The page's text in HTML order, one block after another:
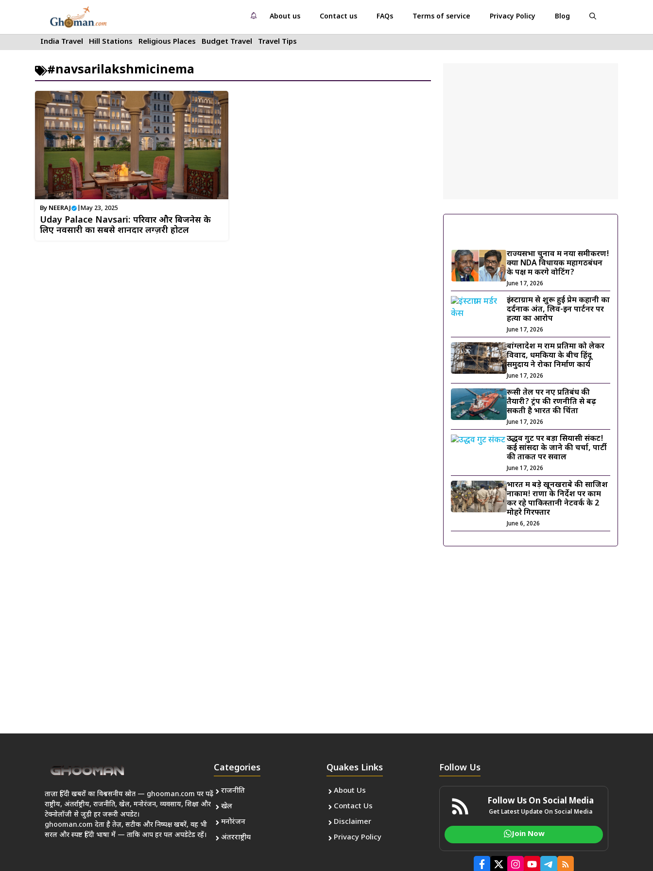
About us Contact us FAQs Terms of service Privacy Policy Blog
India Travel Hill Stations Religious Places Budget Travel Travel Tips
#navsarilakshmicinema
By NEERAJ May 23, 2025
Uday Palace Navsari: परिवार और बिजनेस के
लिए नवसारी का सबसे शानदार लग्ज़री होटल
राज्यसभा चुनाव में नया समीकरण!
क्या NDA विधायक महागठबंधन
के पक्ष में करेंगे वोटिंग?
June 17, 2026
इंस्टाग्राम से शुरू हुई प्रेम कहानी का
दर्दनाक अंत, लिव-इन पार्टनर पर
हत्या का आरोप
June 17, 2026
बांग्लादेश में राम प्रतिमा को लेकर
विवाद, धमकियों के बीच हिंदू
समुदाय ने रोका निर्माण कार्य
June 17, 2026
रूसी तेल पर नए प्रतिबंध की
तैयारी? ट्रंप की रणनीति से बढ़
सकती है भारत की चिंता
June 17, 2026
उद्धव गुट पर बड़ा सियासी संकट!
कई सांसदों के जाने की चर्चा, पार्टी
की ताकत पर सवाल
June 17, 2026
भारत में बड़े खूनखराबे की साजिश
नाकाम! राणा के निर्देश पर काम
कर रहे पाकिस्तानी नेटवर्क के 2
मोहरे गिरफ्तार
June 6, 2026
ताज़ा हिंदी खबरों का विश्वसनीय स्रोत — ghooman.com पर पढ़ें
राष्ट्रीय, अंतर्राष्ट्रीय, राजनीति, खेल, मनोरंजन, व्यवसाय, शिक्षा और
टेक्नोलॉजी से जुड़ी हर जरूरी अपडेट।
ghooman.com देता है तेज़, सटीक और निष्पक्ष खबरें, वह भी
सरल और स्पष्ट हिंदी भाषा में — ताकि आप हर पल अपडेटेड रहें।
Categories
राजनीति
खेल
मनोरंजन
अंतरराष्ट्रीय
Quakes Links
About Us
Contact Us
Disclaimer
Privacy Policy
Follow Us
Follow Us On Social Media
Get Latest Update On Social Media
Join Now